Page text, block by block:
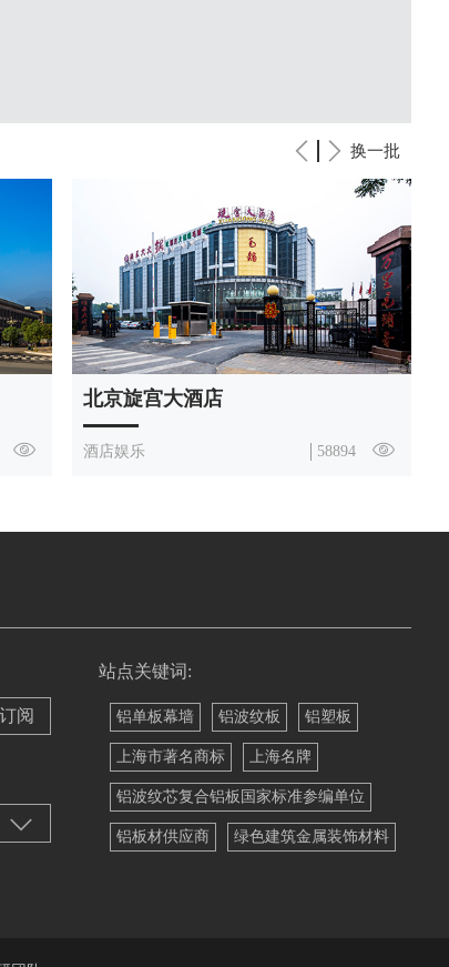
换一批
北京旋宫大酒店
酒店娱乐 58894
站点关键词:
铝单板幕墙 铝波纹板 铝塑板
上海市著名商标 上海名牌
铝波纹芯复合铝板国家标准参编单位
铝板材供应商 绿色建筑金属装饰材料